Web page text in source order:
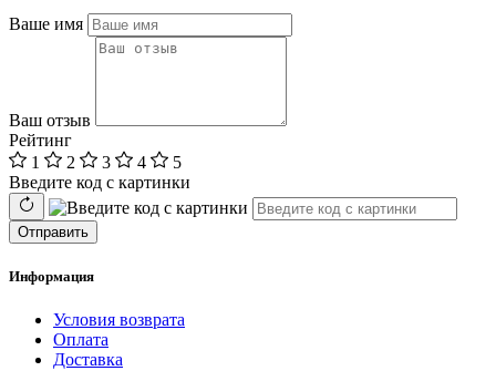
Ваше имя
Ваш отзыв
Рейтинг
1
2 3 4
5
Введите код с картинки
Отправить
Информация
Условия возврата
Оплата
Доставка